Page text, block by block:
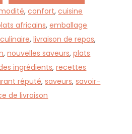
,confort,cuisine
africains,emballage
,livraison de repas,
,nouvelles saveurs,plats
ingrédients,recettes
réputé,saveurs,savoir-
de livraison